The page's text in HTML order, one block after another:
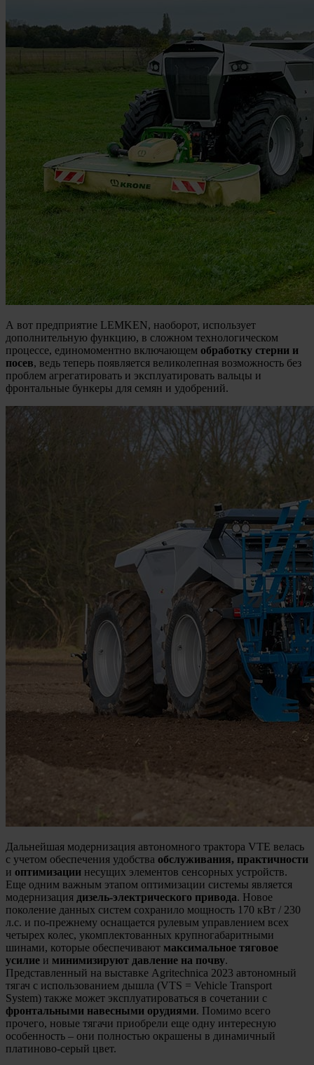
А вот предприятие LEMKEN, наоборот, использует
дополнительную функцию, в сложном технологическом
процессе, единомоментно включающем обработку стерни и
посев, ведь теперь появляется великолепная возможность без
проблем агрегатировать и эксплуатировать вальцы и
фронтальные бункеры для семян и удобрений.
Дальнейшая модернизация автономного трактора VTE велась
с учетом обеспечения удобства обслуживания, практичности
и оптимизации несущих элементов сенсорных устройств.
Еще одним важным этапом оптимизации системы является
модернизация дизель-электрического привода. Новое
поколение данных систем сохранило мощность 170 кВт / 230
л.с. и по-прежнему оснащается рулевым управлением всех
четырех колес, укомплектованных крупногабаритными
шинами, которые обеспечивают максимальное тяговое
усилие и минимизируют давление на почву.
Представленный на выставке Agritechnica 2023 автономный
тягач с использованием дышла (VTS = Vehicle Transport
System) также может эксплуатироваться в сочетании с
фронтальными навесными орудиями. Помимо всего
прочего, новые тягачи приобрели еще одну интересную
особенность – они полностью окрашены в динамичный
платиново-серый цвет.